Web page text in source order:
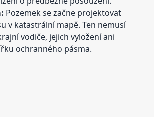
Pozemek se začne projektovat
v katastrální mapě. Ten nemusí
vodiče, jejich vyložení ani
ochranného pásma.